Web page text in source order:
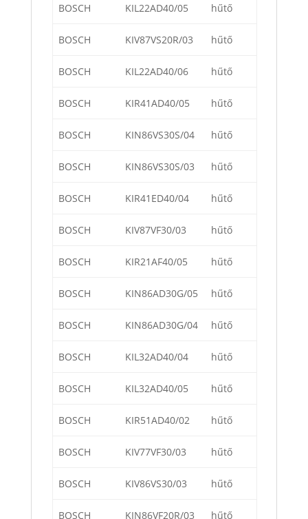
BOSCH KIL22AD40/05 hűtő
BOSCH KIV87VS20R/03 hűtő
BOSCH KIL22AD40/06 hűtő
BOSCH KIR41AD40/05 hűtő
BOSCH KIN86VS30S/04 hűtő
BOSCH KIN86VS30S/03 hűtő
BOSCH KIR41ED40/04 hűtő
BOSCH KIV87VF30/03 hűtő
BOSCH KIR21AF40/05 hűtő
BOSCH KIN86AD30G/05 hűtő
BOSCH KIN86AD30G/04 hűtő
BOSCH KIL32AD40/04 hűtő
BOSCH KIL32AD40/05 hűtő
BOSCH KIR51AD40/02 hűtő
BOSCH KIV77VF30/03 hűtő
BOSCH KIV86VS30/03 hűtő
BOSCH KIN86VF20R/03 hűtő